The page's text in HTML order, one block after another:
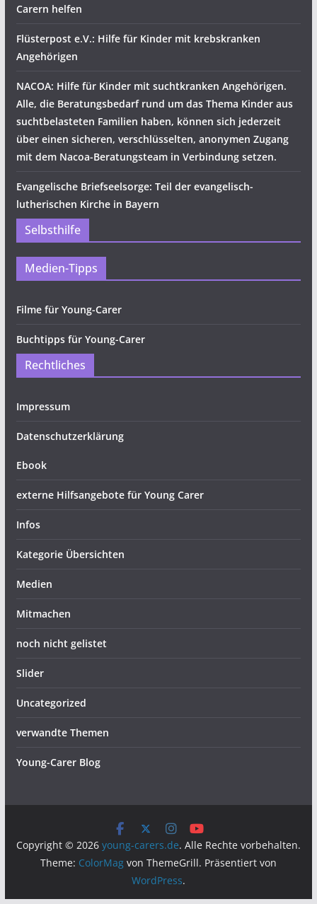
Carern helfen
Flüsterpost e.V.: Hilfe für Kinder mit krebskranken
Angehörigen
NACOA: Hilfe für Kinder mit suchtkranken Angehörigen.
Alle, die Beratungsbedarf rund um das Thema Kinder aus
suchtbelasteten Familien haben, können sich jederzeit
über einen sicheren, verschlüsselten, anonymen Zugang
mit dem Nacoa-Beratungsteam in Verbindung setzen.
Evangelische Briefseelsorge: Teil der evangelisch-
lutherischen Kirche in Bayern
Selbsthilfe
Medien-Tipps
Filme für Young-Carer
Buchtipps für Young-Carer
Rechtliches
Impressum
Datenschutzerklärung
Ebook
externe Hilfsangebote für Young Carer
Infos
Kategorie Übersichten
Medien
Mitmachen
noch nicht gelistet
Slider
Uncategorized
verwandte Themen
Young-Carer Blog
Copyright © 2026 young-carers.de. Alle Rechte vorbehalten.
Theme: ColorMagvon ThemeGrill. Präsentiert von
WordPress.